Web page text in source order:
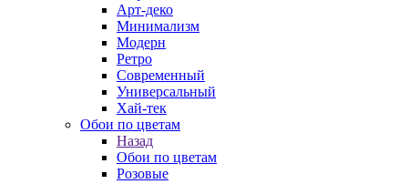
Арт-деко
Минимализм
Модерн
Ретро
Современный
Универсальный
Хай-тек
Обои по цветам
Назад
Обои по цветам
Розовые